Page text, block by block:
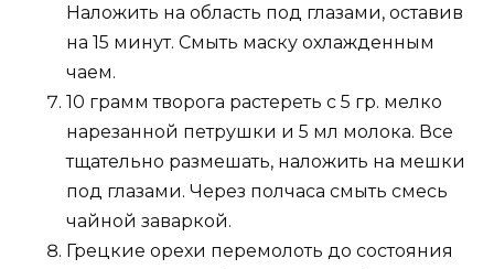
Наложить на область под глазами, оставив
на 15 минут. Смыть маску охлажденным
чаем.
10 грамм творога растереть с 5 гр. мелко
нарезанной петрушки и 5 мл молока. Все
тщательно размешать, наложить на мешки
под глазами. Через полчаса смыть смесь
чайной заваркой.
Грецкие орехи перемолоть до состояния